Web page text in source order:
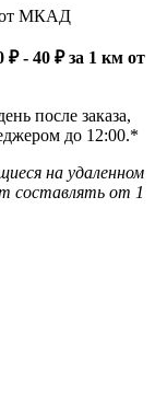
от МКАД
- 40 ₽ за 1 км от
после заказа,
до 12:00.*
на удаленном
составлять от 1